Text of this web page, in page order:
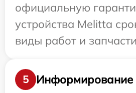
официальную
устройства Melitta
виды работ и
5
Информирование